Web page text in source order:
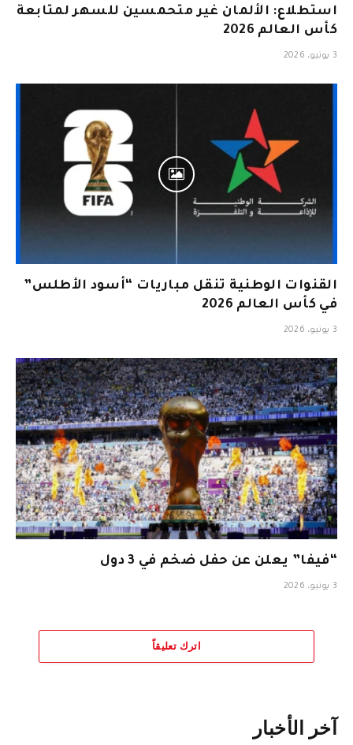
استطلاع: الألمان غير متحمسين للسهر لمتابعة
كأس العالم 2026
3 يونيو، 2026
القنوات الوطنية تنقل مباريات “أسود الأطلس”
في كأس العالم 2026
3 يونيو، 2026
“فيفا” يعلن عن حفل ضخم في 3 دول
3 يونيو، 2026
اترك تعليقاً
آخر الأخبار